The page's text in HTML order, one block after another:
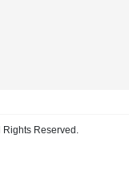
Rights Reserved.